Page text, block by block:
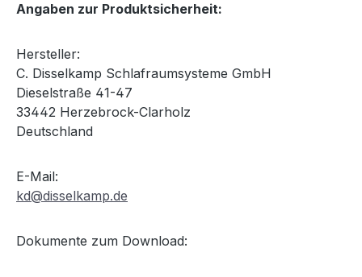
Angaben zur Produktsicherheit:
Hersteller:
C. Disselkamp Schlafraumsysteme GmbH
Dieselstraße 41-47
33442 Herzebrock-Clarholz
Deutschland
E-Mail:
kd@disselkamp.de
Dokumente zum Download: